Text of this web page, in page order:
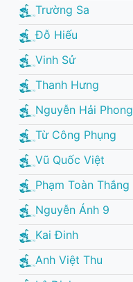
Trường Sa
Đỗ Hiếu
Vinh Sử
Thanh Hưng
Nguyễn Hải Phong
Từ Công Phụng
Vũ Quốc Việt
Phạm Toàn Thắng
Nguyễn Ánh 9
Kai Đinh
Anh Việt Thu